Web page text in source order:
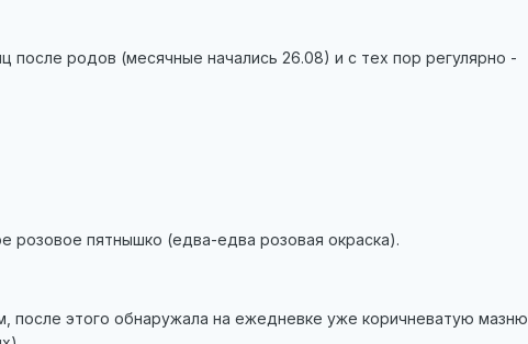
после родов (месячные начались 26.08) и с тех пор регулярно -
розовое пятнышко (едва-едва розовая окраска).
после этого обнаружала на ежедневке уже коричневатую мазню